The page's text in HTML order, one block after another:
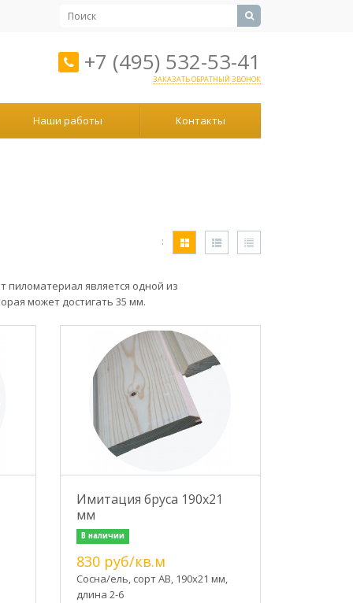
+7 (495) 532-53-41
ЗАКАЗАТЬ ОБРАТНЫЙ ЗВОНОК
Наши работы Контакты
:
пиломатериал является одной из
может достигать 35 мм.
Имитация бруса 190х21
мм
В наличии
830 руб/кв.м
Сосна/ель, сорт АВ, 190х21 мм,
длина 2-6